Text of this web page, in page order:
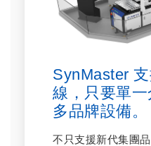
SynMaster
線，只要單一
多品牌設備。
不只支援新代集團